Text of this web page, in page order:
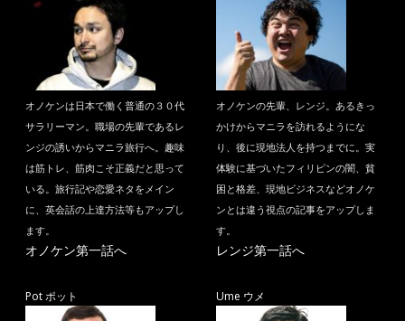
オノケンは日本で働く普通の３０代
サラリーマン。職場の先輩であるレ
ンジの誘いからマニラ旅行へ。趣味
は筋トレ、筋肉こそ正義だと思って
いる。旅行記や恋愛ネタをメイン
に、英会話の上達方法等もアップし
ます。
オノケン第一話へ
オノケンの先輩、レンジ。あるきっ
かけからマニラを訪れるようにな
り、後に現地法人を持つまでに。実
体験に基づいたフィリピンの闇、貧
困と格差、現地ビジネスなどオノケ
ンとは違う視点の記事をアップしま
す。
レンジ第一話へ
Pot ポット Ume ウメ